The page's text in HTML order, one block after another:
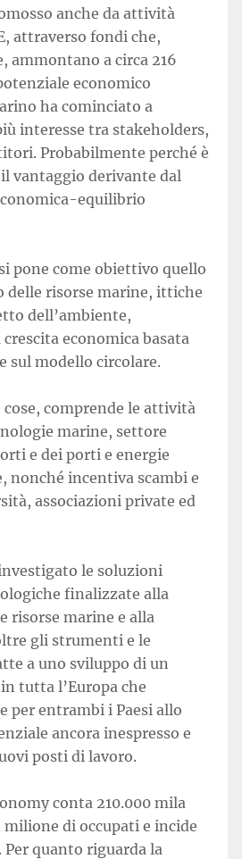
anche da attività
attraverso fondi che,
ammontano a circa 216
economico
ha cominciato a
interesse tra stakeholders,
Probabilmente perché è
vantaggio derivante dal
equilibrio
pone come obiettivo quello
risorse marine, ittiche
dell’ambiente,
economica basata
sul modello circolare.
cose, comprende le attività
marine, settore
e dei porti e energie
nonché incentiva scambi e
associazioni private ed
le soluzioni
finalizzate alla
risorse marine e alla
gli strumenti e le
a uno sviluppo di un
tutta l’Europa che
per entrambi i Paesi allo
ancora inespresso e
posti di lavoro.
conta 210.000 mila
milione di occupati e incide
Per quanto riguarda la